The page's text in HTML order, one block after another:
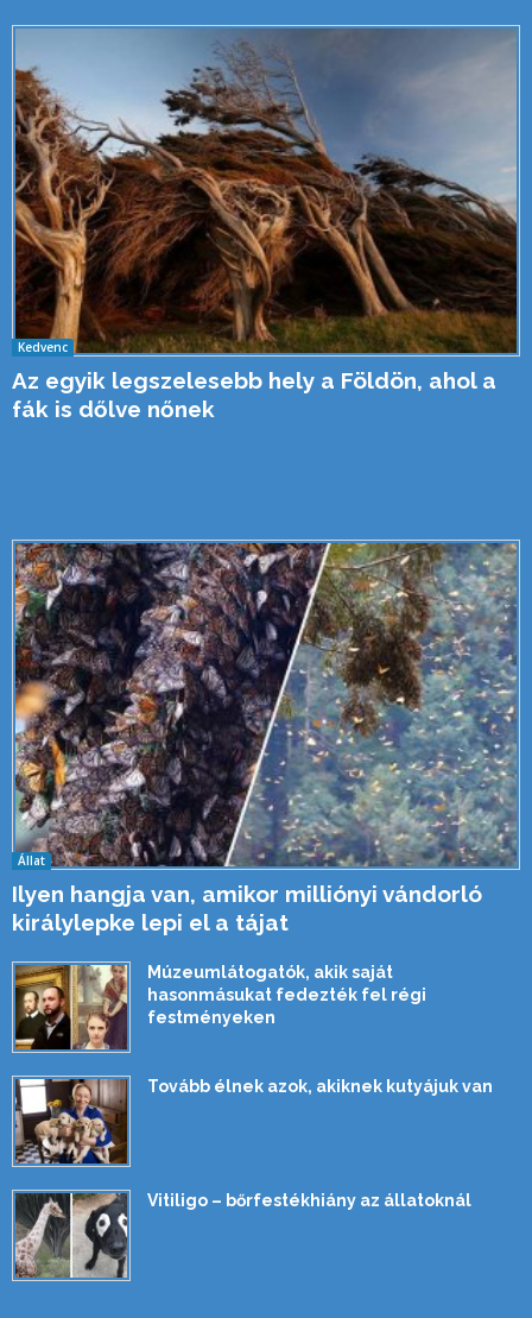
Kedvenc
Az egyik legszelesebb hely a Földön, ahol a
fák is dőlve nőnek
Állat
Ilyen hangja van, amikor milliónyi vándorló
királylepke lepi el a tájat
Múzeumlátogatók, akik saját
hasonmásukat fedezték fel régi
festményeken
Tovább élnek azok, akiknek kutyájuk van
Vitiligo – bőrfestékhiány az állatoknál